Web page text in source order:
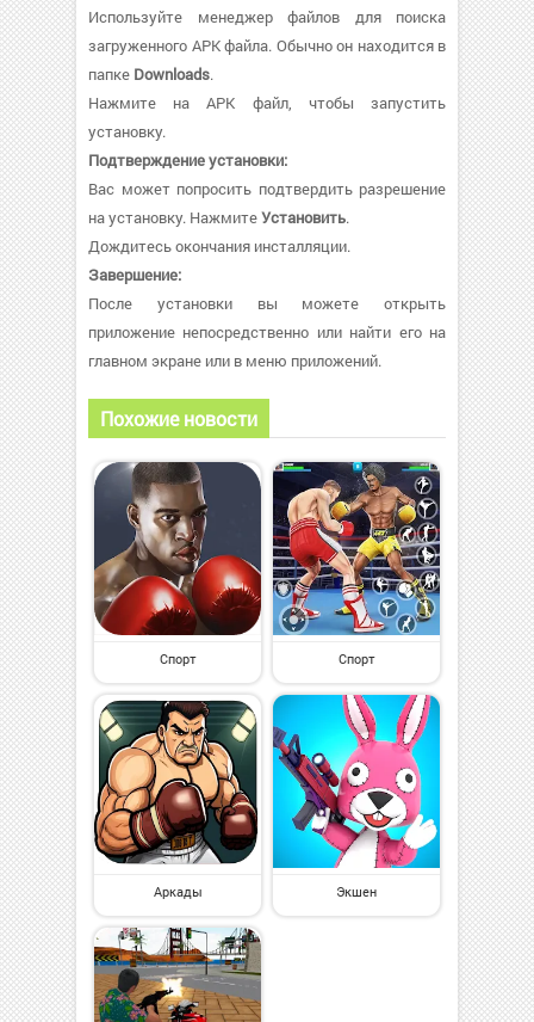
Используйте менеджер файлов для поиска
загруженного APK файла. Обычно он находится в
папке Downloads.
Нажмите на APK файл, чтобы запустить
установку.
Подтверждение установки:
Вас может попросить подтвердить разрешение
на установку. НажмитеУстановить.
Дождитесь окончания инсталляции.
Завершение:
После установки вы можете открыть
приложение непосредственно или найти его на
главном экране или в меню приложений.
Похожие новости
Спорт Спорт
Аркады Экшен